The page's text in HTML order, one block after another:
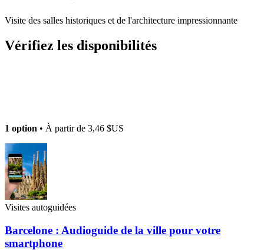
Visite des salles historiques et de l'architecture impressionnante
Vérifiez les disponibilités
1 option • À partir de 3,46 $US
Visites autoguidées
Barcelone : Audioguide de la ville pour votre
smartphone